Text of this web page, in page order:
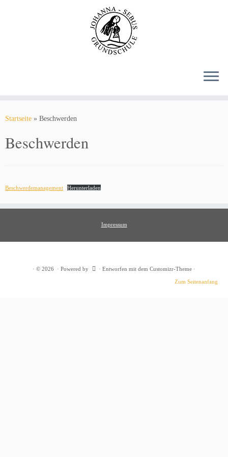
Startseite » Beschwerden
Beschwerden
Beschwerdemanagement Herunterladen
Impressum
· © 2026 · Powered by · Entworfen mit dem Customizr-Theme ·
Zum Seitenanfang